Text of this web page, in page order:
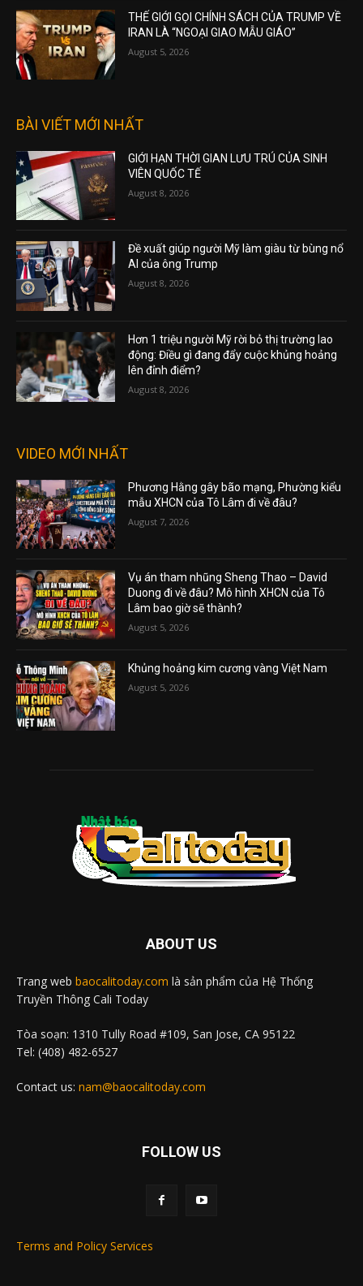
THẾ GIỚI GỌI CHÍNH SÁCH CỦA TRUMP VỀ
IRAN LÀ “NGOẠI GIAO MẪU GIÁO”
August 5, 2026
BÀI VIẾT MỚI NHẤT
GIỚI HẠN THỜI GIAN LƯU TRÚ CỦA SINH
VIÊN QUỐC TẾ
August 8, 2026
Đề xuất giúp người Mỹ làm giàu từ bùng nổ
AI của ông Trump
August 8, 2026
Hơn 1 triệu người Mỹ rời bỏ thị trường lao
động: Điều gì đang đẩy cuộc khủng hoảng
lên đỉnh điểm?
August 8, 2026
VIDEO MỚI NHẤT
Phương Hằng gây bão mạng, Phường kiểu
mẫu XHCN của Tô Lâm đi về đâu?
August 7, 2026
Vụ án tham nhũng Sheng Thao – David
Duong đi về đâu? Mô hình XHCN của Tô
Lâm bao giờ sẽ thành?
August 5, 2026
Khủng hoảng kim cương vàng Việt Nam
August 5, 2026
ABOUT US
Trang web baocalitoday.com là sản phẩm của Hệ Thống
Truyền Thông Cali Today
Tòa soạn: 1310 Tully Road #109, San Jose, CA 95122
Tel: (408) 482-6527
Contact us: nam@baocalitoday.com
FOLLOW US
Terms and Policy Services